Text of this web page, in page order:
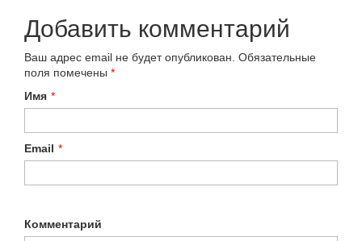
Добавить комментарий
Ваш адрес email не будет опубликован. Обязательные
поля помечены *
Имя *
Email *
Комментарий